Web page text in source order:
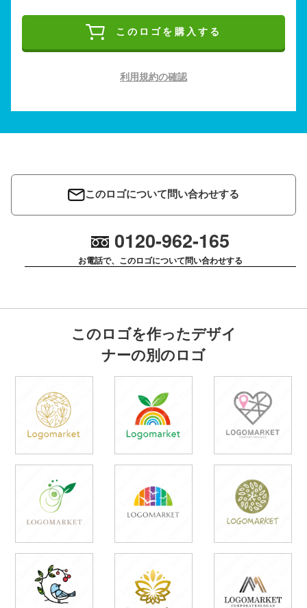
このロゴを購入する
利用規約の確認
このロゴについて問い合わせする
0120-962-165
お電話で、このロゴについて問い合わせする
このロゴを作ったデザイ
ナーの別のロゴ